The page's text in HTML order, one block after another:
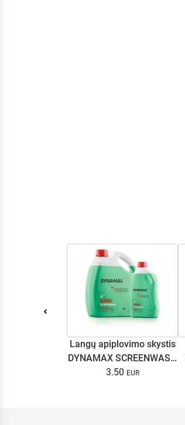
Langų apiplovimo skystis
DYNAMAX SCREENWASH
NANO 4l
3.50